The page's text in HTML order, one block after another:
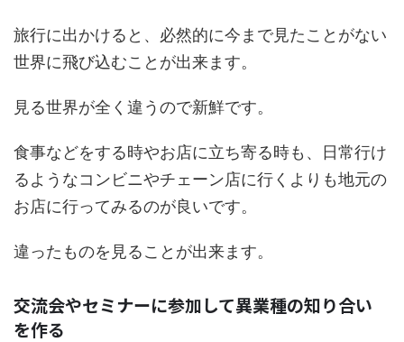
旅行に出かけると、必然的に今まで見たことがない
世界に飛び込むことが出来ます。
見る世界が全く違うので新鮮です。
食事などをする時やお店に立ち寄る時も、日常行け
るようなコンビニやチェーン店に行くよりも地元の
お店に行ってみるのが良いです。
違ったものを見ることが出来ます。
交流会やセミナーに参加して異業種の知り合い
を作る